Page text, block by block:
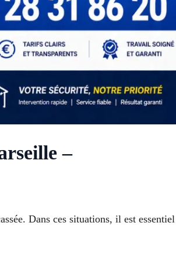
–
Dans ces situations, il est